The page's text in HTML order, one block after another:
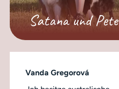
Satana und Pete
Vanda Gregorová